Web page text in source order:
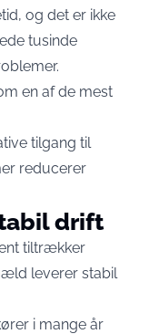
og det er ikke
tusinde
en af de mest
tilgang til
reducerer
drift
tiltrækker
leverer stabil
i mange år